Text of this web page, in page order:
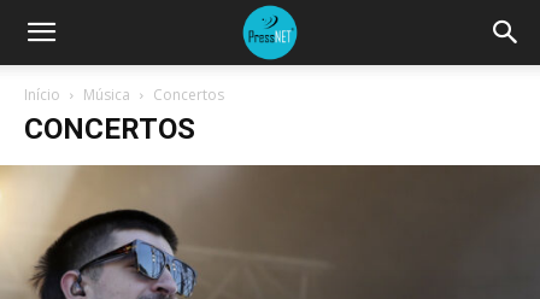
Início Música Concertos
CONCERTOS